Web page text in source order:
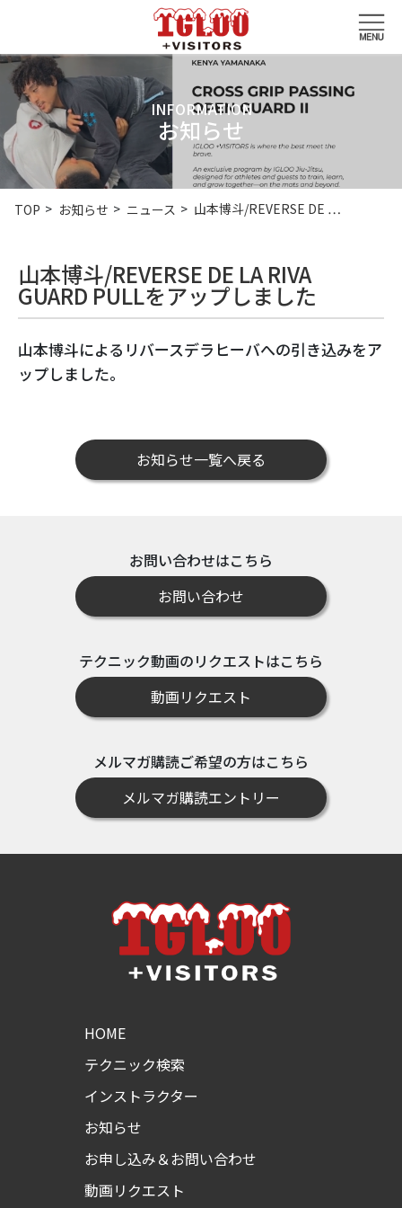
INFORMATION
お知らせ
TOP お知らせ ニュース 山本博斗/REVERSE DE …
山本博斗/REVERSE DE LA RIVA
GUARD PULLをアップしました
山本博斗によるリバースデラヒーバへの引き込みをア
ップしました。
お知らせ一覧へ戻る
お問い合わせはこちら
お問い合わせ
テクニック動画のリクエストはこちら
動画リクエスト
メルマガ購読ご希望の方はこちら
メルマガ購読エントリー
HOME
テクニック検索
インストラクター
お知らせ
お申し込み＆お問い合わせ
動画リクエスト